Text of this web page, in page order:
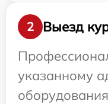
2
Выезд
указанному